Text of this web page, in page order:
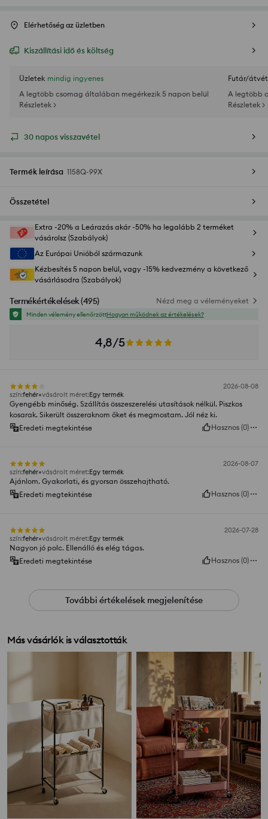
Elérhetőség az üzletben
Kiszállítási idő és költség
Üzletek mindig ingyenes
A legtöbb csomag általában megérkezik 5 napon belül
Részletek >
Futár/
A legtöbb
Részletek >
30 napos visszavétel
Termék leírása 1158Q-99X
Összetétel
Extra -20% a Leárazás akár -50% ha legalább 2 terméket
vásárolsz (Szabályok)
Az Európai Unióból származunk
Kézbesítés 5 napon belül, vagy -15% kedvezmény a következő
vásárlásodra (Szabályok)
Termékértékelések(495) Nézd meg a véleményeket
Minden vélemény ellenőrzöttHogyan működnek az értékelések?
4,8/5
2026-08-08
szín:fehér vásárolt méret:Egy termék
Gyengébb minőség. Szállítás összeszerelési utasítások nélkül. Piszkos
kosarak. Sikerült összeraknom őket és megmostam. Jól néz ki.
Eredeti megtekintése
Hasznos (0)
2026-08-07
szín:fehér vásárolt méret:Egy termék
Ajánlom. Gyakorlati, és gyorsan összehajtható.
Eredeti megtekintése
Hasznos (0)
2026-07-28
szín:fehér vásárolt méret:Egy termék
Nagyon jó polc. Ellenálló és elég tágas.
Eredeti megtekintése
Hasznos (0)
További értékelések megjelenítése
Más vásárlók is választották